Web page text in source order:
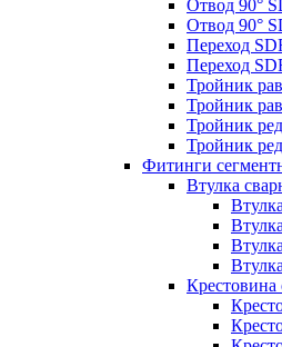
Отвод 90°
Отвод 90°
Переход
Переход
Тройник
Тройник
Тройник
Тройник
Фитинги
Втулка
Крестовина